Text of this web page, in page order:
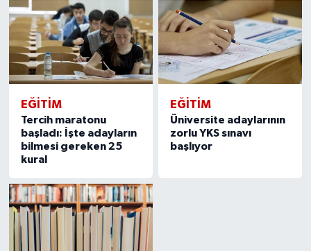
EĞITIM
Tercih maratonu
başladı: İşte adayların
bilmesi gereken 25
kural
EĞITIM
Üniversite adaylarının
zorlu YKS sınavı
başlıyor